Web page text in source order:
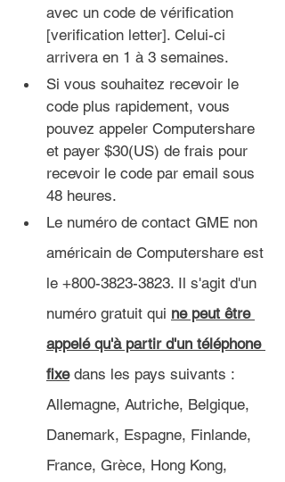
avec un code de vérification
[verification letter]. Celui-ci
arrivera en 1 à 3 semaines.
Si vous souhaitez recevoir le
code plus rapidement, vous
pouvez appeler Computershare
et payer $30(US) de frais pour
recevoir le code par email sous
48 heures.
Le numéro de contact GME non
américain de Computershare est
le +800-3823-3823. Il s'agit d'un
numéro gratuit qui ne peut être
appelé qu'à partir d'un téléphone
fixe dans les pays suivants :
Allemagne, Autriche, Belgique,
Danemark, Espagne, Finlande,
France, Grèce, Hong Kong,